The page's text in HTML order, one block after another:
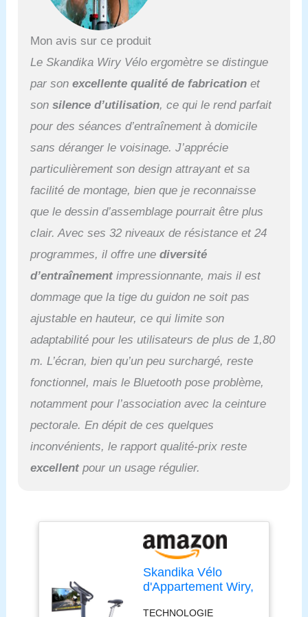
d'ensemble sur les
données d'entraînement
pertinentes comme le
temps, la vitesse, la
distance tr/min, les
calories, le pouls, la
graisse corporelle, les
watts, le pouls de
récupération. La fonction
Bluetooth de la console
compatible avec les
applications de fitness
comme Kinomap et
Delightech, offre une
optimale et une séance
récréative sur le Wiry.
capteurs de fréquence
cardiaque intégrés dans
de gérer de manière
optimale l'entraînement
fréquence cardiaque. La
selle en gel, dotée d'un
t'offre encore plus de
confort, ce qui te permet
de suivre sans problème
des séances
Kinomap, les clients
Skandika reçoivent en
outre un code leur
permettant de tester
gratuitement la version
Mon avis sur ce produit
Le Skandika Wiry Vélo ergomètre se distingue
par sonexcellente qualité de fabrication et
sonsilence d’utilisation, ce qui le rend parfait
pour des séances d’entraînement à domicile
sans déranger le voisinage. J’apprécie
particulièrement son design attrayant et sa
facilité de montage, bien que je reconnaisse
que le dessin d’assemblage pourrait être plus
clair. Avec ses 32 niveaux de résistance et 24
programmes, il offre unediversité
d’entraînement impressionnante, mais il est
dommage que la tige du guidon ne soit pas
ajustable en hauteur, ce qui limite son
adaptabilité pour les utilisateurs de plus de 1,80
m. L’écran, bien qu’un peu surchargé, reste
fonctionnel, mais le Bluetooth pose problème,
notamment pour l’association avec la ceinture
pectorale. En dépit de ces quelques
inconvénients, le rapport qualité-prix reste
excellent pour un usage régulier.
Skandika Vélo
d'Appartement Wiry,
TECHNOLOGIE